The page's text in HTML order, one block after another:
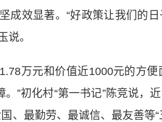
成效显著。“好政策让我们的
说。
万元和价值近1000元的方便
”初化村“第一书记”陈竞说，
、最勤劳、最诚信、最友善等